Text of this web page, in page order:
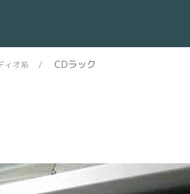
ィオ系 CDラック